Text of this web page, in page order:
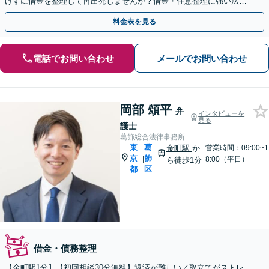
事務所【実績5,000件以上】【財産を残して借金整理】
料金表を見る
電話でお問い合わせ メールでお問い合わせ
岡部 頌平 弁
護士
インタビューを
見る
葛飾総合法律事務所
東
京
都
|
葛
飾
区
金町駅 か
ら徒歩1分
営業時間：09:00~1
8:00（平日）
借金・債務整理